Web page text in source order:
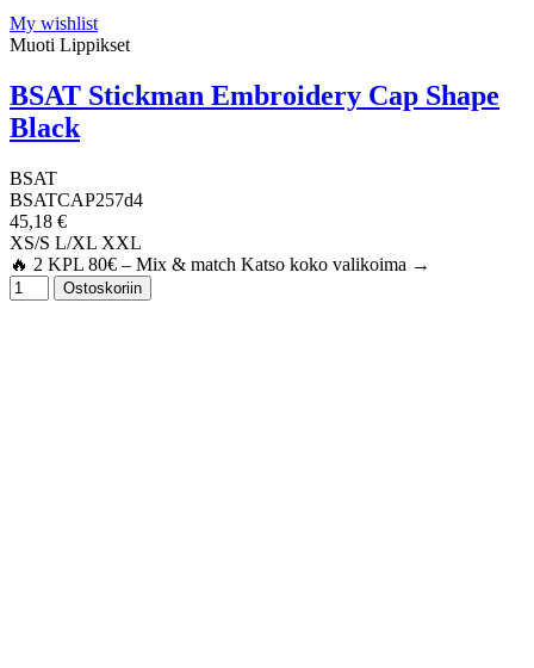
My wishlist
Muoti Lippikset
BSAT Stickman Embroidery Cap Shape
Black
BSAT
BSATCAP257d4
45,18 €
XS/S L/XL XXL
🔥 2 KPL 80€ – Mix & match Katso koko valikoima →
Ostoskoriin